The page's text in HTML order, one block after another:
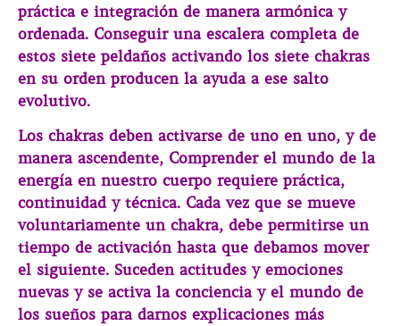
práctica e integración de manera armónica y
ordenada. Conseguir una escalera completa de
estos siete peldaños activando los siete chakras
en su orden producen la ayuda a ese salto
evolutivo.
Los chakras deben activarse de uno en uno, y de
manera ascendente, Comprender el mundo de la
energía en nuestro cuerpo requiere práctica,
continuidad y técnica. Cada vez que se mueve
voluntariamente un chakra, debe permitirse un
tiempo de activación hasta que debamos mover
el siguiente. Suceden actitudes y emociones
nuevas y se activa la conciencia y el mundo de
los sueños para darnos explicaciones más